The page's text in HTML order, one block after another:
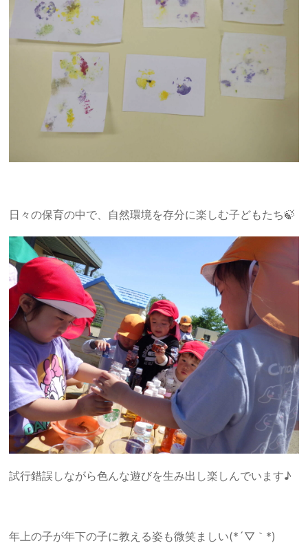
日々の保育の中で、自然環境を存分に楽しむ子どもたち🍃
試行錯誤しながら色んな遊びを生み出し楽しんでいます♪
年上の子が年下の子に教える姿も微笑ましい(*´▽｀*)